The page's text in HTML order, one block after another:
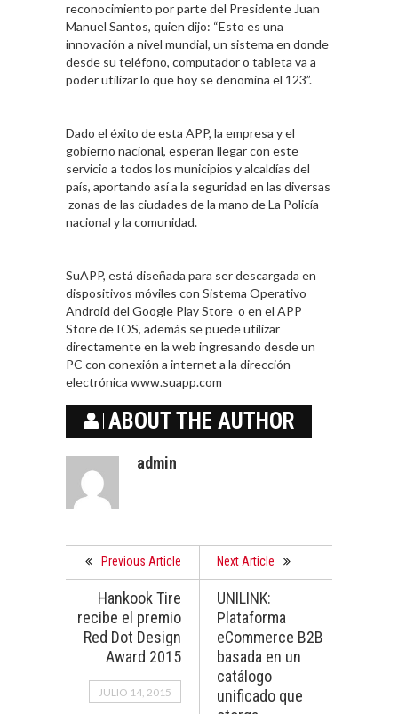
reconocimiento por parte del Presidente Juan
Manuel Santos, quien dijo: “Esto es una
innovación a nivel mundial, un sistema en donde
desde su teléfono, computador o tableta va a
poder utilizar lo que hoy se denomina el 123”.
Dado el éxito de esta APP, la empresa y el
gobierno nacional, esperan llegar con este
servicio a todos los municipios y alcaldías del
país, aportando así a la seguridad en las diversas
zonas de las ciudades de la mano de La Policía
nacional y la comunidad.
SuAPP, está diseñada para ser descargada en
dispositivos móviles con Sistema Operativo
Android del Google Play Store o en el APP
Store de IOS, además se puede utilizar
directamente en la web ingresando desde un
PC con conexión a internet a la dirección
electrónica www.suapp.com
ABOUT THE AUTHOR
admin
Previous Article
Hankook Tire
recibe el premio
Red Dot Design
Award 2015
JULIO 14, 2015
Next Article
UNILINK:
Plataforma
eCommerce B2B
basada en un
catálogo
unificado que